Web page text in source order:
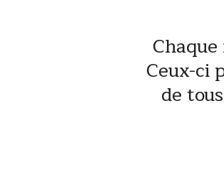
Ceux-ci
de